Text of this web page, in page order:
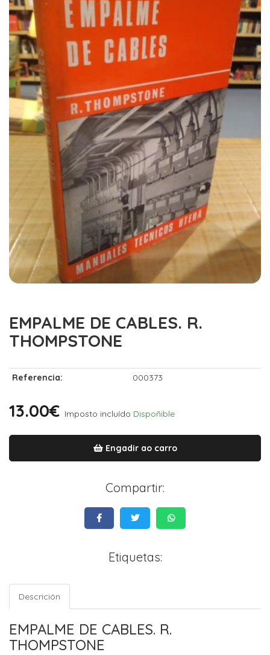
EMPALME DE CABLES. R.
THOMPSTONE
Referencia: 000373
13.00€ Imposto incluído Dispoñible
Engadir ao carro
Compartir:
Etiquetas:
Descrición
EMPALME DE CABLES. R.
THOMPSTONE